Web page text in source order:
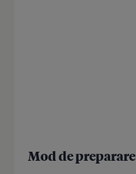
Mod de preparare